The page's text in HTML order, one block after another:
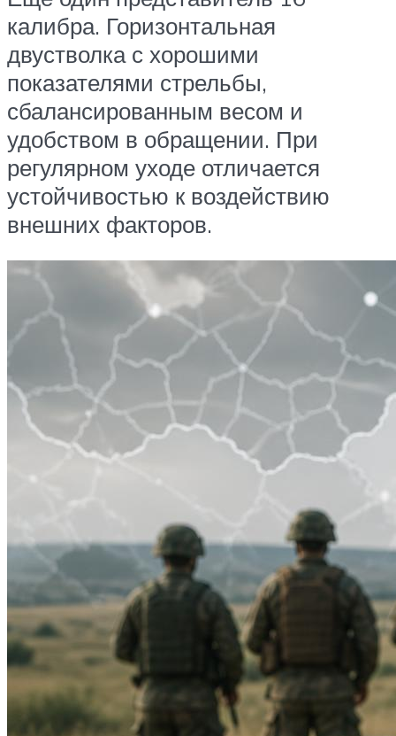
калибра. Горизонтальная
двустволка с хорошими
показателями стрельбы,
сбалансированным весом и
удобством в обращении. При
регулярном уходе отличается
устойчивостью к воздействию
внешних факторов.